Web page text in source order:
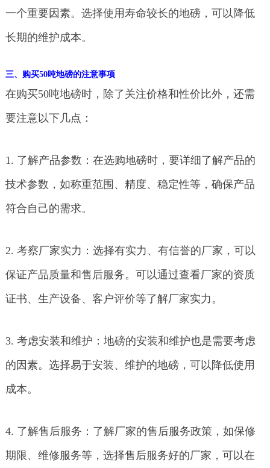
一个重要因素。选择使用寿命较长的地磅，可以降低
长期的维护成本。
三、购买50吨地磅的注意事项
在购买50吨地磅时，除了关注价格和性价比外，还需
要注意以下几点：
1. 了解产品参数：在选购地磅时，要详细了解产品的
技术参数，如称重范围、精度、稳定性等，确保产品
符合自己的需求。
2. 考察厂家实力：选择有实力、有信誉的厂家，可以
保证产品质量和售后服务。可以通过查看厂家的资质
证书、生产设备、客户评价等了解厂家实力。
3. 考虑安装和维护：地磅的安装和维护也是需要考虑
的因素。选择易于安装、维护的地磅，可以降低使用
成本。
4. 了解售后服务：了解厂家的售后服务政策，如保修
期限、维修服务等，选择售后服务好的厂家，可以在